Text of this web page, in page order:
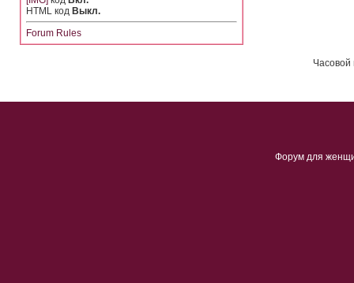
HTML код Выкл.
Forum Rules
Часовой
Форум для